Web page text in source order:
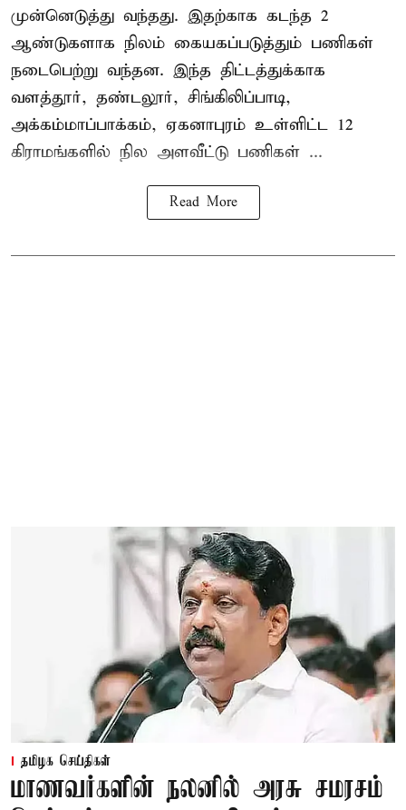
முன்னெடுத்து வந்தது. இதற்காக கடந்த 2
ஆண்டுகளாக நிலம் கையகப்படுத்தும் பணிகள்
நடைபெற்று வந்தன. இந்த திட்டத்துக்காக
வளத்தூர், தண்டலூர், சிங்கிலிப்பாடி,
அக்கம்மாப்பாக்கம், ஏகனாபுரம் உள்ளிட்ட 12
கிராமங்களில் நில அளவீட்டு பணிகள் ...
Read More
தமிழக செய்திகள்
மாணவர்களின் நலனில் அரசு சமரசம்